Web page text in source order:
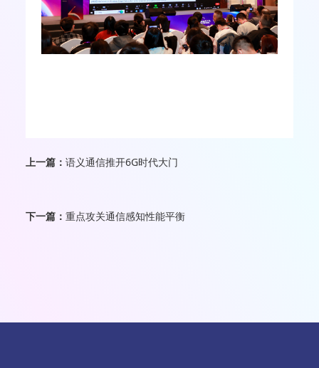
上一篇： 语义通信推开6G时代大门
下一篇： 重点攻关通信感知性能平衡